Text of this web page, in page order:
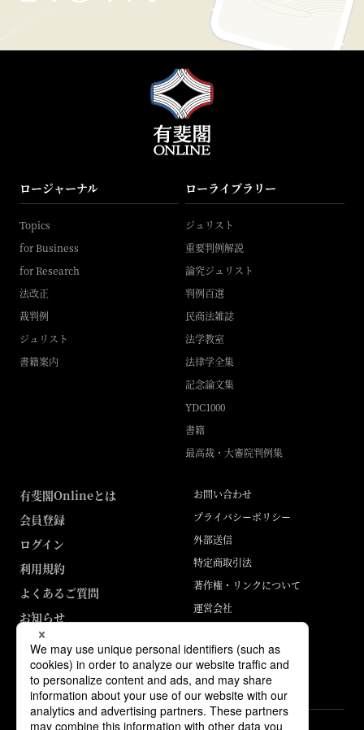
ロージャーナル
Topics
for Business
for Research
法改正
裁判例
ジュリスト
書籍案内
ローライブラリー
ジュリスト
重要判例解説
論究ジュリスト
判例百選
民商法雑誌
法学教室
法律学全集
記念論文集
YDC1000
書籍
最高裁・大審院判例集
有斐閣Onlineとは
会員登録
ログイン
利用規約
よくあるご質問
お知らせ
お問い合わせ
プライバシーポリシー
外部送信
特定商取引法
著作権・リンクについて
運営会社